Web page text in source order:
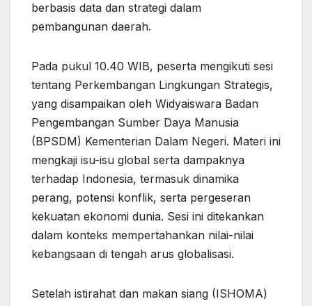
berbasis data dan strategi dalam
pembangunan daerah.
Pada pukul 10.40 WIB, peserta mengikuti sesi
tentang Perkembangan Lingkungan Strategis,
yang disampaikan oleh Widyaiswara Badan
Pengembangan Sumber Daya Manusia
(BPSDM) Kementerian Dalam Negeri. Materi ini
mengkaji isu-isu global serta dampaknya
terhadap Indonesia, termasuk dinamika
perang, potensi konflik, serta pergeseran
kekuatan ekonomi dunia. Sesi ini ditekankan
dalam konteks mempertahankan nilai-nilai
kebangsaan di tengah arus globalisasi.
Setelah istirahat dan makan siang (ISHOMA)